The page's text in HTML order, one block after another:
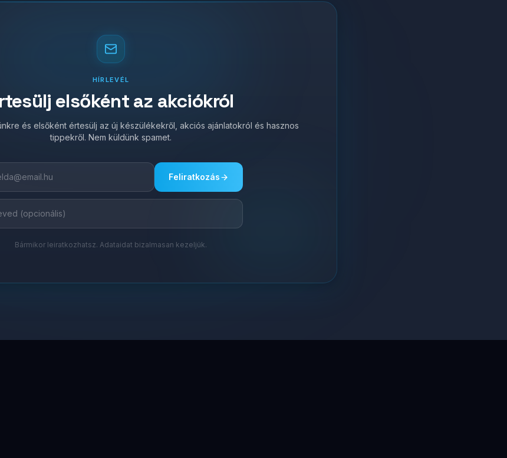
HÍRLEVÉL
elsőként az akciókról
és elsőként értesülj az új készülékekről, akciós ajánlatokról és hasznos
tippekről. Nem küldünk spamet.
Feliratkozás
Bármikor leiratkozhatsz. Adataidat bizalmasan kezeljük.